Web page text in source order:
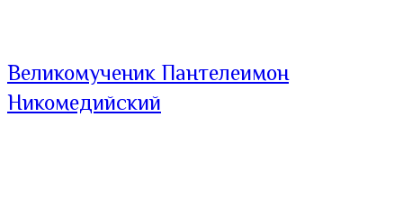
Великомученик Пантелеимон
Никомедийский